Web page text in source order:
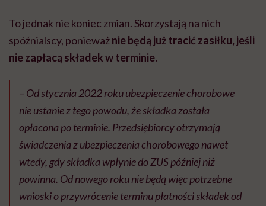
To jednak nie koniec zmian. Skorzystają na nich
spóźnialscy, ponieważnie będą już tracić zasiłku, jeśli
nie zapłacą składek w terminie.
– Od stycznia 2022 roku ubezpieczenie chorobowe
nie ustanie z tego powodu, że składka została
opłacona po terminie. Przedsiębiorcy otrzymają
świadczenia z ubezpieczenia chorobowego nawet
wtedy, gdy składka wpłynie do ZUS później niż
powinna. Od nowego roku nie będą więc potrzebne
wnioski o przywrócenie terminu płatności składek od